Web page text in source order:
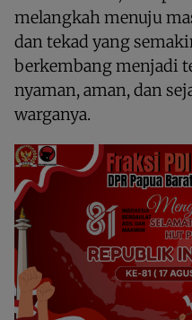
melangkah menuju
dan tekad yang
berkembang menjadi
nyaman, aman, dan
warganya.